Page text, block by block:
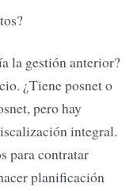
la gestión anterior?
¿Tiene posnet o
pero hay
integral.
para contratar
planificación